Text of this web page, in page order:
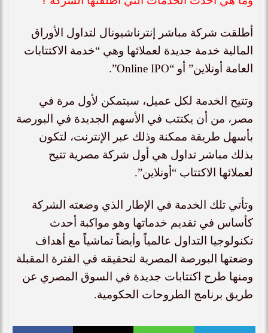
أطلقت شركة مباشر إنترناشيونال لتداول الأوراق
المالية خدمة جديدة لعملائها وهي “خدمة الاكتتابات
العامة أونلاين” أو “Online IPO
”.
وتتيح الخدمة لكل عميل، سيتمكن لأول مرة في
مصر، من أن يكتتب في الأسهم الجديدة في البورصة
بأسهل طريقة ممكنة وذلك عبر الإنترنت، لتكون
بذلك مباشر تداول هي أول شركة مصرية تتيح
لعملائها الاكتتاب “أونلاين”.
وتأتي تلك الخدمة في الإطار الذي وضعته الشركة
كأساس في تقديم خدماتها وهو مواكبة أحدث
تكنولوجيا التداول عالمياً وأيضاً تماشياً مع أهداف
وضعتها البورصة المصرية لتحقيقه في الفترة المقبلة
ومنها طرح اكتتابات جديدة في السوق المصري عن
طريق برنامج الطروحات الحكومية.